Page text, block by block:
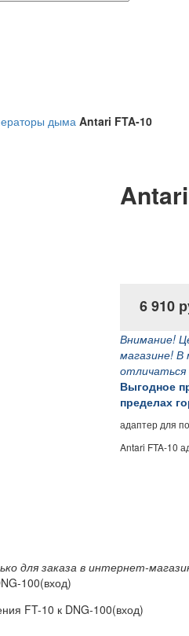
дыма Antari FTA-10
6 910
Внимание!
магазине! В
отличаться
Выгодное
пределах
адаптер для
Antari FTA-10
для заказа в интернет-
100(вход)
FT-10 к DNG-100(вход)